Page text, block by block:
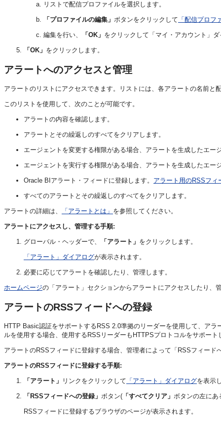
リストで配信プロファイルを選択します。
「プロファイルの編集」 ボタンをクリックして 「配信プロフ
編集を行い、 「OK」 をクリックして「マイ・アカウント」
「OK」 をクリックします。
アラートへのアクセスと管理
アラートのリストにアクセスできます。リストには、各アラートの名前と
このリストを使用して、次のことが可能です。
アラートの内容を確認します。
アラートとその繰返しのすべてをクリアします。
エージェントを変更する権限がある場合、アラートを生成したエー
エージェントを実行する権限がある場合、アラートを生成したエー
Oracle BIアラート・フィードに登録します。 アラート用のRSSフィ
すべてのアラートとその繰返しのすべてをクリアします。
アラートの詳細は、 「アラートとは」 を参照してください。
アラートにアクセスし、管理する手順:
グローバル・ヘッダーで、 「アラート」 をクリックします。
「アラート」ダイアログが表示されます。
必要に応じてアラートを確認したり、管理します。
ホームページの「アラート」セクションからアラートにアクセスしたり、
アラートのRSSフィードへの登録
HTTP Basic認証をサポートするRSS 2.0準拠のリーダーを使用して、ア
ルを使用する場合、使用するRSSリーダーもHTTPSプロトコルをサポー
アラートのRSSフィードに登録する場合、管理者によって「RSSフィー
アラートのRSSフィードに登録する手順:
「アラート」 リンクをクリックして 「アラート」ダイアログを表示
「RSSフィードへの登録」 ボタン( 「すべてクリア」 ボタンの左にあ
RSSフィードに登録するブラウザのページが表示されます。